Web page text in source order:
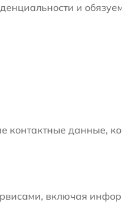
и
данные,
включая